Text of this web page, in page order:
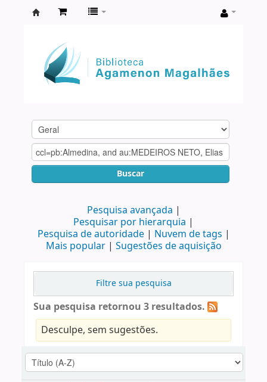
Agamenon
Magalhães
Buscar
Pesquisa avançada
Pesquisar por hierarquia
Pesquisa de autoridade
Nuvem de tags
Mais popular
Sugestões de aquisição
Filtre sua pesquisa
Sua pesquisa retornou 3 resultados.
Desculpe, sem sugestões.